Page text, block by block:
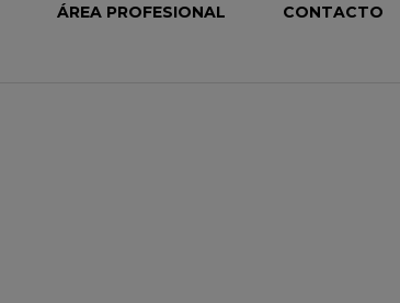
ÁREA PROFESIONAL CONTACTO